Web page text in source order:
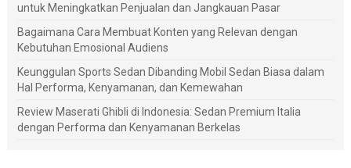
untuk Meningkatkan Penjualan dan Jangkauan Pasar
Bagaimana Cara Membuat Konten yang Relevan dengan
Kebutuhan Emosional Audiens
Keunggulan Sports Sedan Dibanding Mobil Sedan Biasa dalam
Hal Performa, Kenyamanan, dan Kemewahan
Review Maserati Ghibli di Indonesia: Sedan Premium Italia
dengan Performa dan Kenyamanan Berkelas